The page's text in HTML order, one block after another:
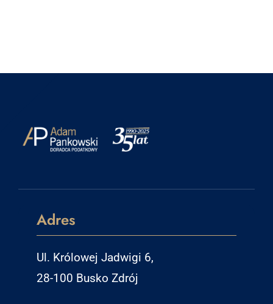
Adres
Ul. Królowej Jadwigi 6,
28-100 Busko Zdrój